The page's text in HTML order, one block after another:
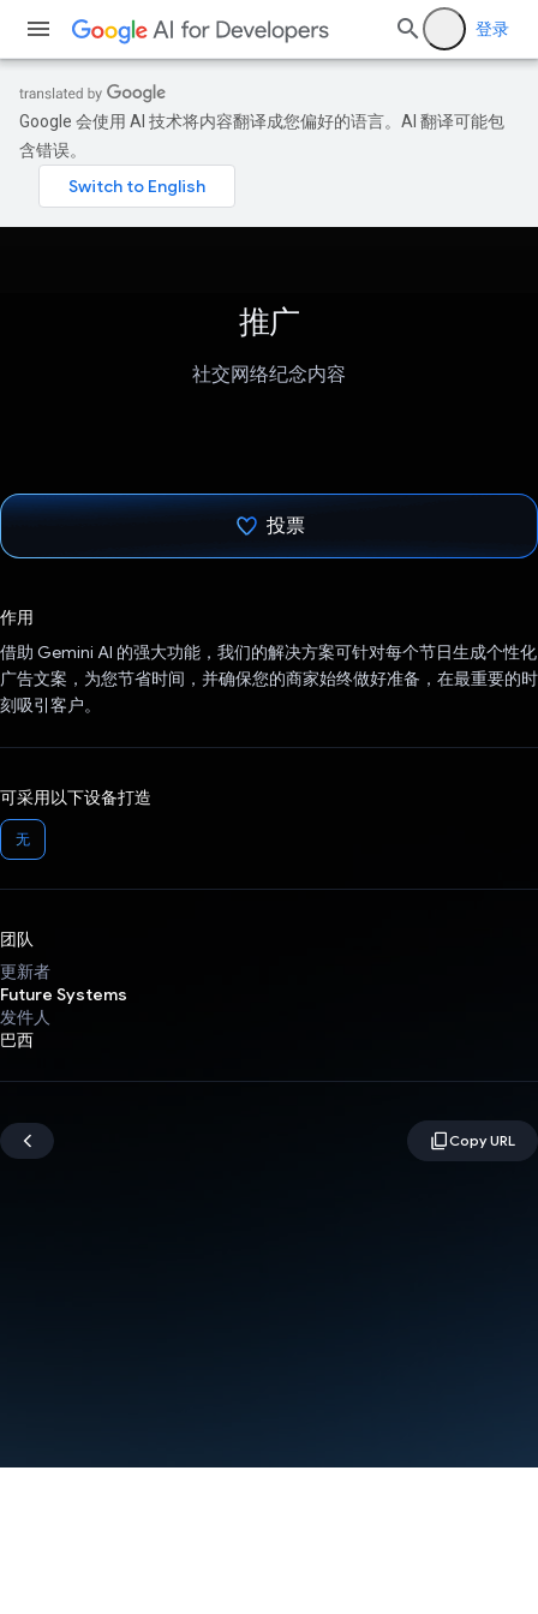
登录
Google 会使用 AI 技术将内容翻译成您偏好的语言。AI 翻译可能包
含错误。
推广
社交网络纪念内容
投票
作用
借助 Gemini AI 的强大功能，我们的解决方案可针对每个节日生成个性化
广告文案，为您节省时间，并确保您的商家始终做好准备，在最重要的时
刻吸引客户。
可采用以下设备打造
无
团队
更新者
Future Systems
发件人
巴西